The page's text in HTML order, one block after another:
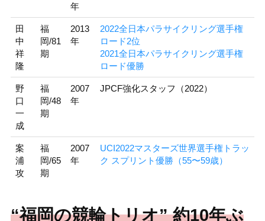
年
田
中
祥
隆
福
岡/81
期
2013
年
2022全日本パラサイクリング選手権
ロード2位
2021全日本パラサイクリング選手権
ロード優勝
野
口
一
成
福
岡/48
期
2007
年
JPCF強化スタッフ（2022）
案
浦
攻
福
岡/65
期
2007
年
UCI2022マスターズ世界選手権トラッ
ク スプリント優勝（55〜59歳）
“福岡の競輪トリオ” 約10年ぶ